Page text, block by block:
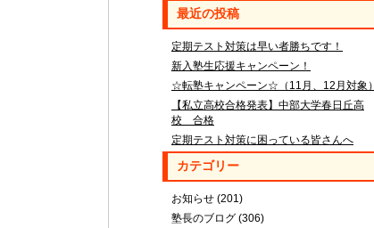
最近の投稿
定期テスト対策は早い者勝ちです！
新入塾生応援キャンペーン！
☆転塾キャンペーン☆（11月、12月対象）
【私立高校合格発表】中部大学春日丘高
校 合格
定期テスト対策に困っている皆さんへ
カテゴリー
お知らせ (201)
塾長のブログ (306)